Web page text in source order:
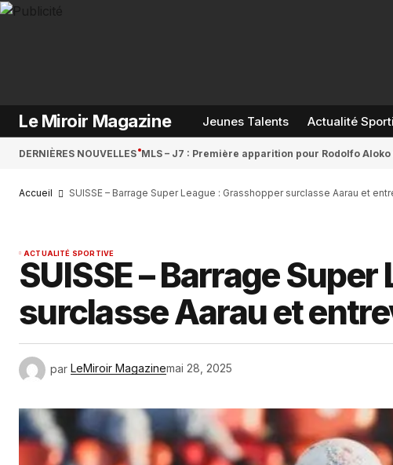
Le Miroir Magazine Jeunes Talents Actualité
DERNIÈRES NOUVELLES MLS – J7 : Première apparition pour Rodolfo
Accueil SUISSE – Barrage Super League : Grasshopper surclasse Aarau et
ACTUALITÉ SPORTIVE
SUISSE – Barrage
surclasse Aarau et
par LeMiroir Magazinemai 28, 2025